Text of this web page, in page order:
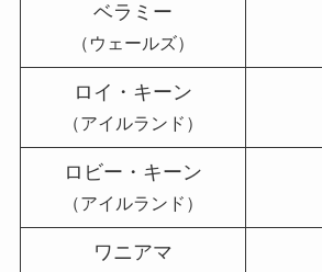
ベラミー
（ウェールズ）
ロイ・キーン
（アイルランド）
ロビー・キーン
（アイルランド）
ワニアマ